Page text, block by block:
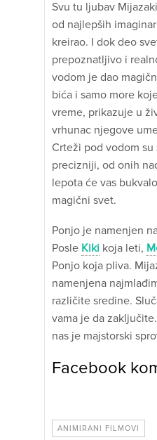
Svu tu ljubav
od najlepših
kreirao. I dok deo
prepoznatljivo i
vodom je dao
bića i samo more
vreme, prikazuje u
vrhunac njegove
Crteži pod vodom
precizniji, od onih
lepota će vas
magični svet.
Ponjo je namenjen
Posle Kiki koja leti,
Ponjo koja pliva.
namenjena
različite sredine.
vama je da
nas je majstorski
Facebook
ANIMIRANI FILMOVI